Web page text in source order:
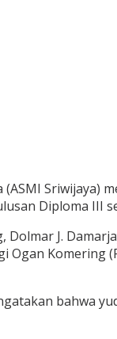
Sriwijaya)
Diploma
J.
bahwa